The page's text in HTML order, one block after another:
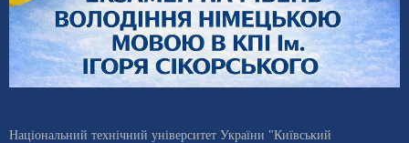
Національний технічний університет України "Київський